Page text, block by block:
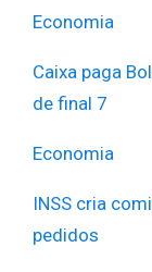
Economia
Caixa paga
de final 7
Economia
INSS cria
pedidos